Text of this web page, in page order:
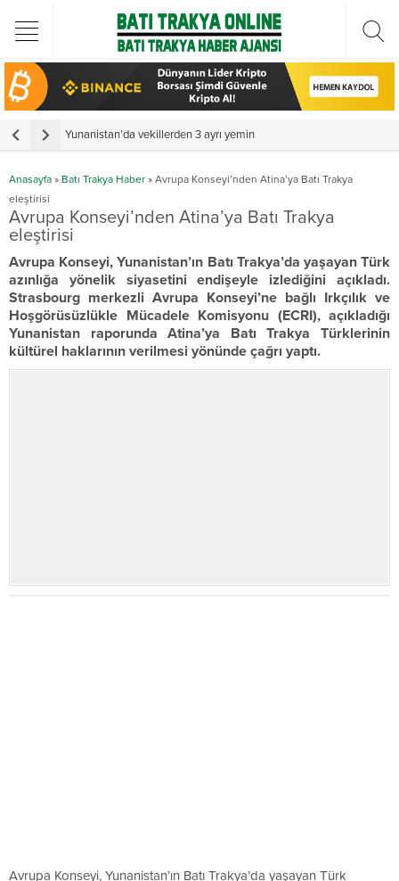
Yunanistan’da vekillerden 3 ayrı yemin
Anasayfa » Batı Trakya Haber » Avrupa Konseyi’nden Atina’ya Batı Trakya
eleştirisi
Avrupa Konseyi’nden Atina’ya Batı Trakya
eleştirisi
Avrupa Konseyi, Yunanistan’ın Batı Trakya’da yaşayan Türk
azınlığa yönelik siyasetini endişeyle izlediğini açıkladı.
Strasbourg merkezli Avrupa Konseyi’ne bağlı Irkçılık ve
Hoşgörüsüzlükle Mücadele Komisyonu (ECRI), açıkladığı
Yunanistan raporunda Atina’ya Batı Trakya Türklerinin
kültürel haklarının verilmesi yönünde çağrı yaptı.
Avrupa Konseyi, Yunanistan’ın Batı Trakya’da yaşayan Türk